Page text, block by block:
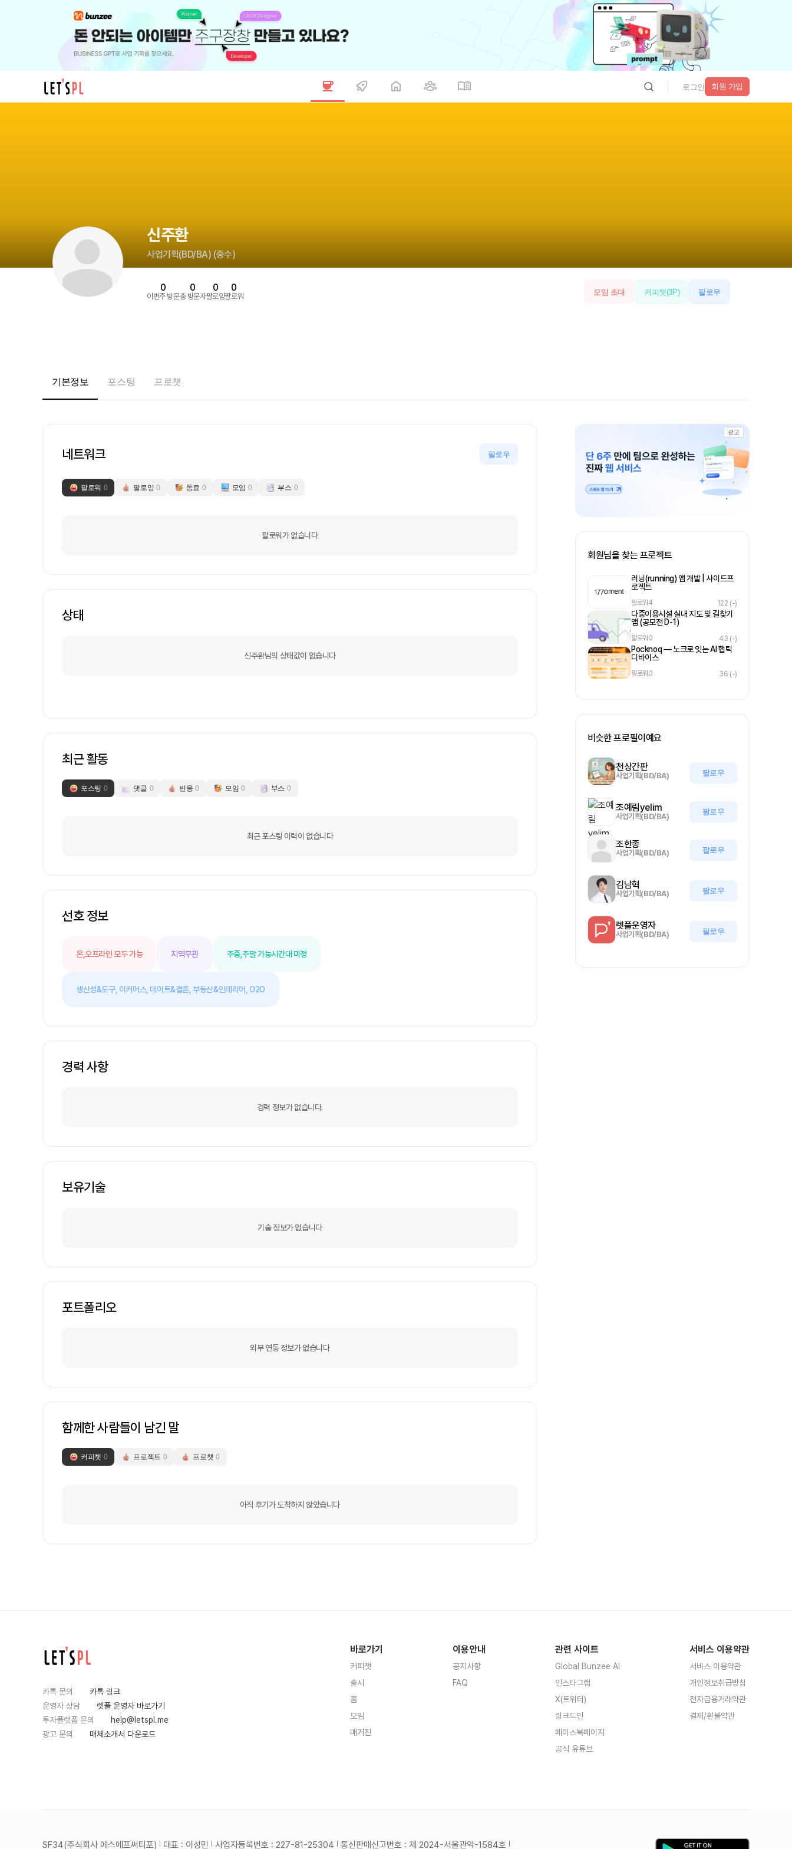
로그인 회원 가입
신주환
사업기획(BD/BA) (중수)
이번주 방문
0
총 방문자
0
팔로잉
0
팔로워
0 모임 초대 커피챗(3P) 팔로우
기본정보 포스팅 프로챗
네트워크 팔로우
팔로워 0 팔로잉 0 동료 0 모임 0 부스 0
팔로워가 없습니다
상태
신주환님의 상태값이 없습니다
최근 활동
포스팅 0 댓글 0 반응 0 모임 0 부스 0
최근 포스팅 이력이 없습니다
선호 정보
온,오프라인 모두 가능 지역무관 주중,주말 가능시간대 미정
생산성&도구, 이커머스, 데이트&결혼,부동산&인테리어,O2O
경력 사항
경력 정보가 없습니다.
보유기술
기술 정보가 없습니다
포트폴리오
외부 연동 정보가 없습니다
함께한 사람들이 남긴 말
커피챗 0 프로젝트 0 프로챗 0
아직 후기가 도착하지 않았습니다
광고
회원님을 찾는 프로젝트
러닝(running) 앱 개발 | 사이드프
로젝트
팔로워4 122 (-)
다중이용시설 실내 지도 및 길찾기
앱 (공모전 D-1)
팔로워0 43 (-)
Pocknoq — 노크로 잇는 AI 햅틱
디바이스
팔로워0 36 (-)
비슷한 프로필이예요
천상간판
사업기획(BD/BA) 팔로우
조예림yelim
사업기획(BD/BA)
팔로우
조한종
사업기획(BD/BA) 팔로우
김남혁
사업기획(BD/BA) 팔로우
렛플운영자
사업기획(BD/BA) 팔로우
카톡 문의
카톡 링크
운영자 상담
렛플 운영자 바로가기
투자플랫폼 문의
help@letspl.me
광고 문의
매체소개서 다운로드
바로가기
커피챗
출시
홈
모임
매거진
이용안내
공지사항
FAQ
관련 사이트
Global Bunzee AI
인스타그램
X(트위터)
링크드인
페이스북페이지
공식 유튜브
서비스 이용약관
서비스 이용약관
개인정보취급방침
전자금융거래약관
결제/환불약관
SF34(주식회사 에스에프써티포) 대표 : 이성민 사업자등록번호 : 227-81-25304 통신판매신고번호 : 제 2024-서울관악-1584호